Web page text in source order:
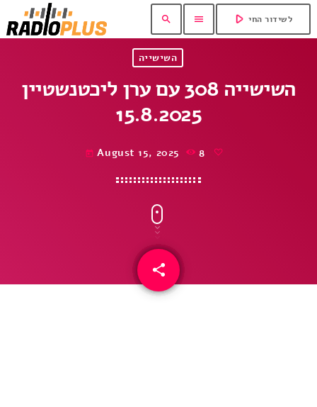
search menu play_arrow לשידור החי
השישייה
השישייה 308 עם ערן ליכטנשטיין
15.8.2025
today August 15, 2025 8
share
email